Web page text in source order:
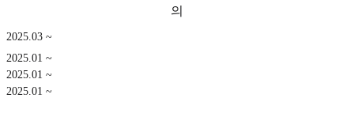
의
2025.03 ~
2025.01 ~
2025.01 ~
2025.01 ~